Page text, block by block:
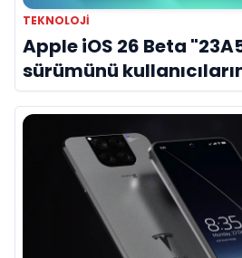
TEKNOLOJI
Apple iOS 26 Beta
sürümünü